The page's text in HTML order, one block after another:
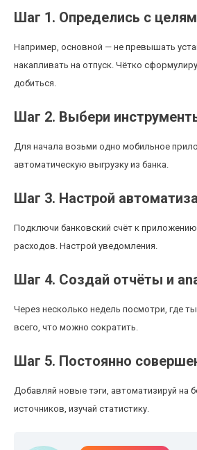
Шаг 1. Определись с
Например, основной — не превышать
накапливать на отпуск. Чётко
добиться.
Шаг 2. Выбери
Для начала возьми одно мобильное
автоматическую выгрузку из банка.
Шаг 3. Настрой
Подключи банковский счёт к
расходов. Настрой уведомления.
Шаг 4. Создай отчёты и
Через несколько недель посмотри, где
всего, что можно сократить.
Шаг 5. Постоянно
Добавляй новые тэги, автоматизируй на
источников, изучай статистику.